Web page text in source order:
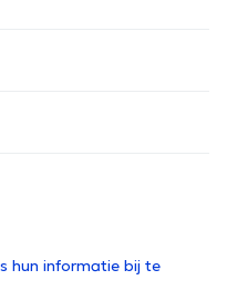
hun informatie bij te